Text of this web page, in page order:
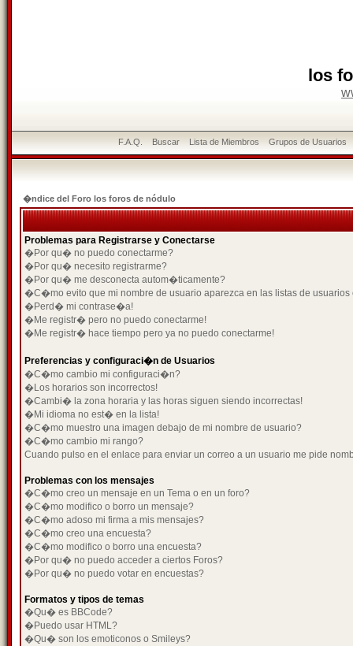
los
F.A.Q. Buscar Lista de Miembros Grupos de Usuarios
�ndice del Foro los foros de nódulo
Problemas para Registrarse y Conectarse
�Por qu� no puedo conectarme?
�Por qu� necesito registrarme?
�Por qu� me desconecta autom�ticamente?
�C�mo evito que mi nombre de usuario aparezca en las listas de usuarios
�Perd� mi contrase�a!
�Me registr� pero no puedo conectarme!
�Me registr� hace tiempo pero ya no puedo conectarme!
Preferencias y configuraci�n de Usuarios
�C�mo cambio mi configuraci�n?
�Los horarios son incorrectos!
�Cambi� la zona horaria y las horas siguen siendo incorrectas!
�Mi idioma no est� en la lista!
�C�mo muestro una imagen debajo de mi nombre de usuario?
�C�mo cambio mi rango?
Cuando pulso en el enlace para enviar un correo a un usuario me pide
Problemas con los mensajes
�C�mo creo un mensaje en un Tema o en un foro?
�C�mo modifico o borro un mensaje?
�C�mo adoso mi firma a mis mensajes?
�C�mo creo una encuesta?
�C�mo modifico o borro una encuesta?
�Por qu� no puedo acceder a ciertos Foros?
�Por qu� no puedo votar en encuestas?
Formatos y tipos de temas
�Qu� es BBCode?
�Puedo usar HTML?
�Qu� son los emoticonos o Smileys?